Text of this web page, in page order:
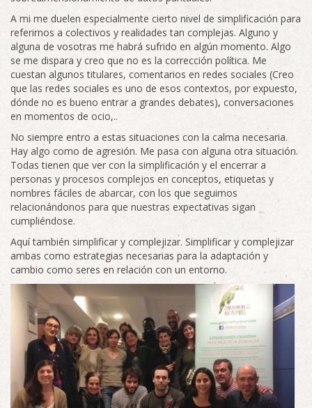
A mi me duelen especialmente cierto nivel de simplificación para
referirnos a colectivos y realidades tan complejas. Alguno y
alguna de vosotras me habrá sufrido en algún momento. Algo
se me dispara y creo que no es la corrección política. Me
cuestan algunos titulares, comentarios en redes sociales (Creo
que las redes sociales es uno de esos contextos, por expuesto,
dónde no es bueno entrar a grandes debates), conversaciones
en momentos de ocio,..
No siempre entro a estas situaciones con la calma necesaria.
Hay algo como de agresión. Me pasa con alguna otra situación.
Todas tienen que ver con la simplificación y el encerrar a
personas y procesos complejos en conceptos, etiquetas y
nombres fáciles de abarcar, con los que seguimos
relacionándonos para que nuestras expectativas sigan
cumpliéndose.
Aquí también simplificar y complejizar. Simplificar y complejizar
ambas como estrategias necesarias para la adaptación y
cambio como seres en relación con un entorno.